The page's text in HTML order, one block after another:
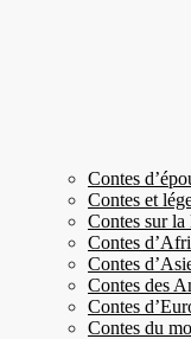
Contes
Contes et
Contes sur la
Contes
Contes
Contes des
Contes
Contes du